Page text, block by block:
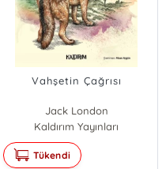
Vahşetin Çağrısı
Jack London
Kaldırım Yayınları
Tükendi